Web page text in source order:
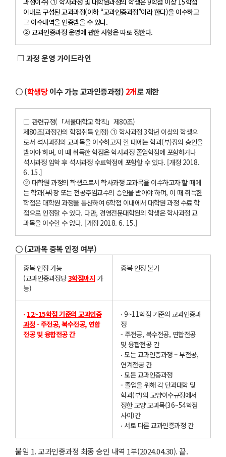
이내로 구성된 교과과정(이하 “교과인증과정”이라 한다)을 이수하고
그 이수내역을 인증받을 수 있다.
② 교과인증과정 운영에 관한 사항은 따로 정한다.
□ 과정 운영 가이드라인
〇 (학생당이수 가능 교과인증과정) 2개로 제한
□ 관련규정(「서울대학교 학칙」제80조)
제80조(과정간의 학점취득 인정) ① 학사과정 3학년 이상의 학생으
로서 석사과정의 교과목을 이수하고자 할 때에는 학과(부)장의 승인을
받아야 하며, 이 때 취득한 학점은 학사과정 졸업학점에 포함하거나
석사과정 입학 후 석사과정 수료학점에 포함할 수 있다. [개정 2018.
6. 15.]
② 대학원 과정의 학생으로서 학사과정 교과목을 이수하고자 할 때에
는 학과(부)장 또는 전공주임교수의 승인을 받아야 하며, 이 때 취득한
학점은 대학원 과정을 통산하여 6학점 이내에서 대학원 과정 수료 학
점으로 인정할 수 있다. 다만, 경영전문대학원의 학생은 학사과정 교
과목을 이수할 수 없다. [개정 2018. 6. 15.]
〇 (교과목 중복 인정 여부)
중복 인정 가능
(교과인증과정당 3학점까지 가
능)
중복 인정 불가
‧ 12~15학점 기준의 교과인증
과정 - 주전공, 복수전공, 연합
전공 및 융합전공 간
‧ 9~11학점 기준의 교과인증과
정
- 주전공, 복수전공, 연합전공
및 융합전공 간
‧ 모든 교과인증과정 – 부전공,
연계전공 간
‧ 모든 교과인증과정
- 졸업을 위해 각 단과대학 및
학과(부)의 교양이수규정에서
정한 교양 교과목(36~54학점
사이)간
‧ 서로 다른 교과인증과정 간
붙임 1. 교과인증과정 최종 승인 내역 1부(2024.04.30). 끝.